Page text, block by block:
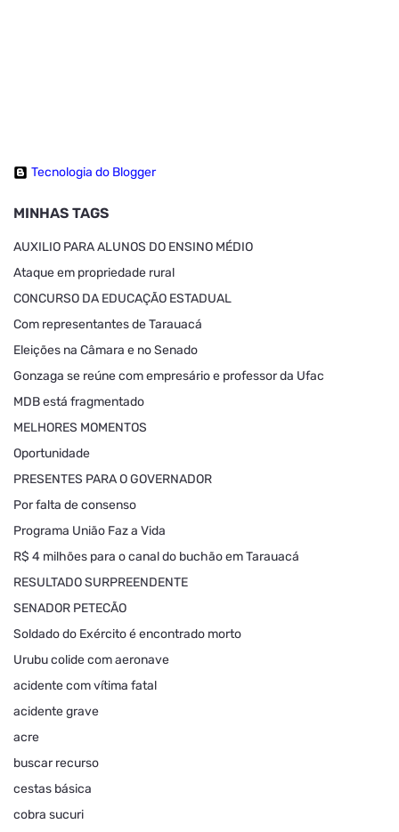
Tecnologia do Blogger
MINHAS TAGS
AUXILIO PARA ALUNOS DO ENSINO MÉDIO
Ataque em propriedade rural
CONCURSO DA EDUCAÇÃO ESTADUAL
Com representantes de Tarauacá
Eleições na Câmara e no Senado
Gonzaga se reúne com empresário e professor da Ufac
MDB está fragmentado
MELHORES MOMENTOS
Oportunidade
PRESENTES PARA O GOVERNADOR
Por falta de consenso
Programa União Faz a Vida
R$ 4 milhões para o canal do buchão em Tarauacá
RESULTADO SURPREENDENTE
SENADOR PETECÃO
Soldado do Exército é encontrado morto
Urubu colide com aeronave
acidente com vítima fatal
acidente grave
acre
buscar recurso
cestas básica
cobra sucuri